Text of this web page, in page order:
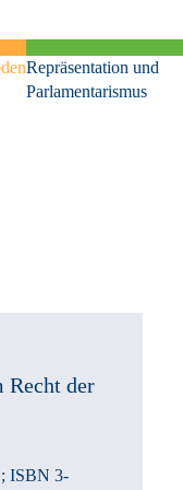
Repräsentation und
Parlamentarismus
Recht der
; ISBN 3-